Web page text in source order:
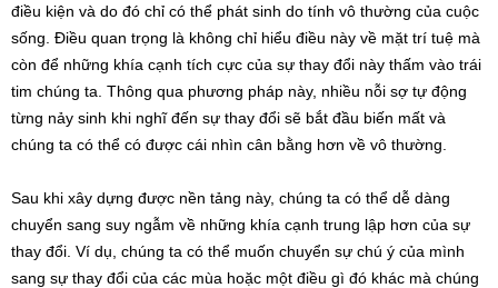
điều kiện và do đó chỉ có thể phát sinh do tính vô thường của cuộc
sống. Điều quan trọng là không chỉ hiểu điều này về mặt trí tuệ mà
còn để những khía cạnh tích cực của sự thay đổi này thấm vào trái
tim chúng ta. Thông qua phương pháp này, nhiều nỗi sợ tự động
từng nảy sinh khi nghĩ đến sự thay đổi sẽ bắt đầu biến mất và
chúng ta có thể có được cái nhìn cân bằng hơn về vô thường.
Sau khi xây dựng được nền tảng này, chúng ta có thể dễ dàng
chuyển sang suy ngẫm về những khía cạnh trung lập hơn của sự
thay đổi. Ví dụ, chúng ta có thể muốn chuyển sự chú ý của mình
sang sự thay đổi của các mùa hoặc một điều gì đó khác mà chúng